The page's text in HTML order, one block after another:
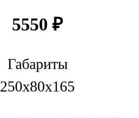
5550 ₽
Габариты
250x80x165